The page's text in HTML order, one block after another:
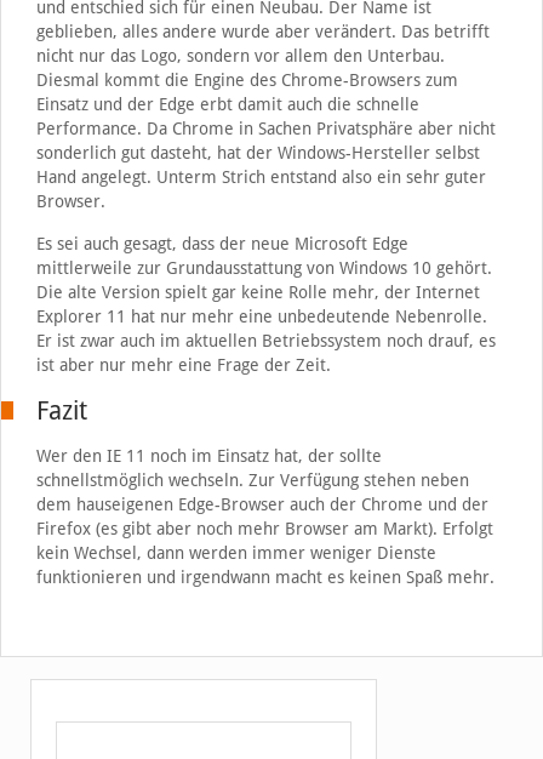
und entschied sich für einen Neubau. Der Name ist
geblieben, alles andere wurde aber verändert. Das betrifft
nicht nur das Logo, sondern vor allem den Unterbau.
Diesmal kommt die Engine des Chrome-Browsers zum
Einsatz und der Edge erbt damit auch die schnelle
Performance. Da Chrome in Sachen Privatsphäre aber nicht
sonderlich gut dasteht, hat der Windows-Hersteller selbst
Hand angelegt. Unterm Strich entstand also ein sehr guter
Browser.
Es sei auch gesagt, dass der neue Microsoft Edge
mittlerweile zur Grundausstattung von Windows 10 gehört.
Die alte Version spielt gar keine Rolle mehr, der Internet
Explorer 11 hat nur mehr eine unbedeutende Nebenrolle.
Er ist zwar auch im aktuellen Betriebssystem noch drauf, es
ist aber nur mehr eine Frage der Zeit.
Fazit
Wer den IE 11 noch im Einsatz hat, der sollte
schnellstmöglich wechseln. Zur Verfügung stehen neben
dem hauseigenen Edge-Browser auch der Chrome und der
Firefox (es gibt aber noch mehr Browser am Markt). Erfolgt
kein Wechsel, dann werden immer weniger Dienste
funktionieren und irgendwann macht es keinen Spaß mehr.